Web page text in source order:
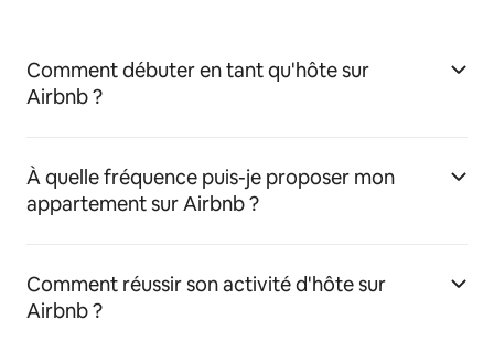
Comment débuter en tant qu'hôte sur
Airbnb ?
À quelle fréquence puis-je proposer mon
appartement sur Airbnb ?
Comment réussir son activité d'hôte sur
Airbnb ?